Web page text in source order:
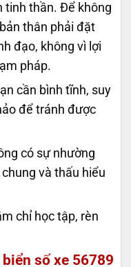
tinh thần. Để không
thân phải đặt
đạo, không vì lợi
pháp.
cần bình tĩnh, suy
để tránh được
có sự nhường
và thấu hiểu
chỉ học tập, rèn
số xe 56789